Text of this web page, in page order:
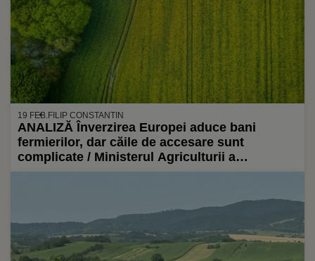
19 FEB.FILIP CONSTANTIN
ANALIZĂ Înverzirea Europei aduce bani
fermierilor, dar căile de accesare sunt
complicate / Ministerul Agriculturii a
transformat o obligație pentru toți fermierii (
subvenție agricolă ( Eco-schema PD – 28 )